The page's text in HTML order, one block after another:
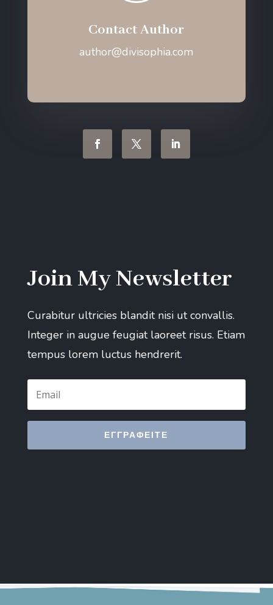
Contact Author
author@divisophia.com
Join My Newsletter
Curabitur ultricies blandit nisi ut convallis.
Integer in augue feugiat laoreet risus. Etiam
tempus lorem luctus hendrerit.
ΕΓΓΡΑΦΕΊΤΕ